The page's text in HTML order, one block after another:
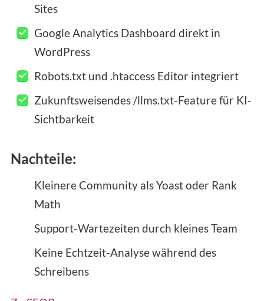
Sites
Google Analytics Dashboard direkt in
WordPress
Robots.txt und .htaccess Editor integriert
Zukunftsweisendes /llms.txt-Feature für KI-
Sichtbarkeit
Nachteile:
Kleinere Community als Yoast oder Rank
Math
Support-Wartezeiten durch kleines Team
Keine Echtzeit-Analyse während des
Schreibens